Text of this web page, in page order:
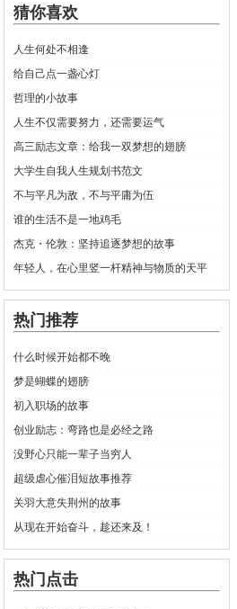
猜你喜欢
人生何处不相逢
给自己点一盏心灯
哲理的小故事
人生不仅需要努力，还需要运气
高三励志文章：给我一双梦想的翅膀
大学生自我人生规划书范文
不与平凡为敌，不与平庸为伍
谁的生活不是一地鸡毛
杰克・伦敦：坚持追逐梦想的故事
年轻人，在心里竖一杆精神与物质的天平
热门推荐
什么时候开始都不晚
梦是蝴蝶的翅膀
初入职场的故事
创业励志：弯路也是必经之路
没野心只能一辈子当穷人
超级虐心催泪短故事推荐
关羽大意失荆州的故事
从现在开始奋斗，趁还来及！
热门点击